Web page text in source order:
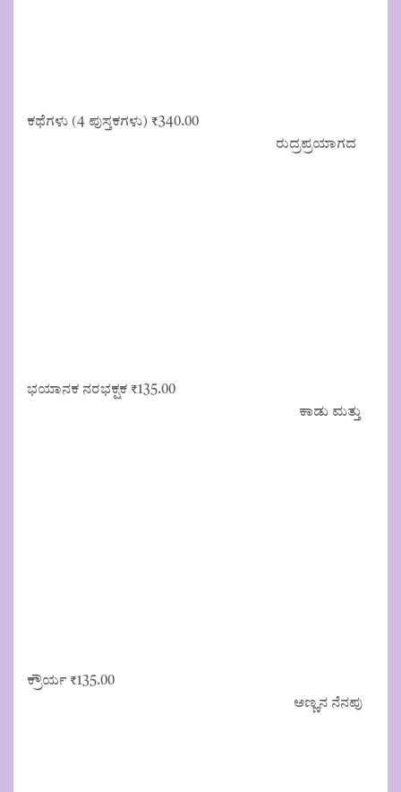
ಕಥೆಗಳು (4 ಪುಸ್ತಕಗಳು) ₹340.00
ರುದ್ರಪ್ರಯಾಗದ
ಭಯಾನಕ ನರಭಕ್ಷಕ ₹135.00
ಕಾಡು ಮತ್ತು
ಕ್ರೌರ್ಯ ₹135.00
ಅಣ್ಣನ ನೆನಪು